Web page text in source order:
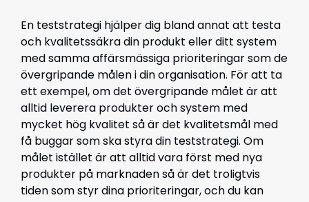
En teststrategi hjälper dig bland annat att testa
och kvalitetssäkra din produkt eller ditt system
med samma affärsmässiga prioriteringar som de
övergripande målen i din organisation. För att ta
ett exempel, om det övergripande målet är att
alltid leverera produkter och system med
mycket hög kvalitet så är det kvalitetsmål med
få buggar som ska styra din teststrategi. Om
målet istället är att alltid vara först med nya
produkter på marknaden så är det troligtvis
tiden som styr dina prioriteringar, och du kan